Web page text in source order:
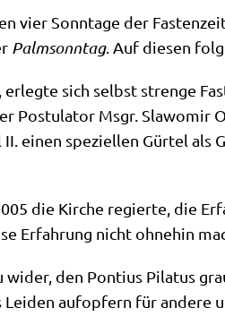
vier Sonn­ta­ge der
Palm­sonn­tag. Auf die­sen
sich selbst stren­ge
Postu­la­tor Msgr. Sla­wo­mir
einen spe­zi­el­len Gür­tel als
die Kir­che regier­te, die
Erfah­rung nicht ohne­hin
den Pon­ti­us Pila­tus
auf­op­fern für ande­re